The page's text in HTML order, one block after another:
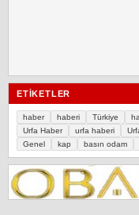
ETIKETLER
haber haberi Türkiye
Urfa Haber
urfa haberi
Genel
kap basın odam